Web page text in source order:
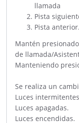
llamada
Pista
Pista anterior.
Mantén
de llamada/
Manteniendo
Se realiza un
Luces
Luces apagadas.
Luces encendidas.